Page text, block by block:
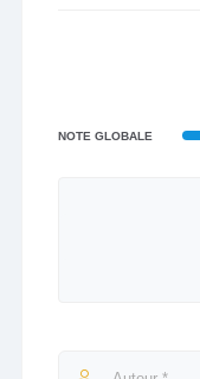
NOTE GLOBALE